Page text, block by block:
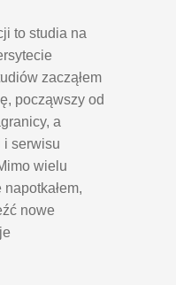
to studia na
zacząłem
począwszy od
a
i serwisu
wielu
nowe